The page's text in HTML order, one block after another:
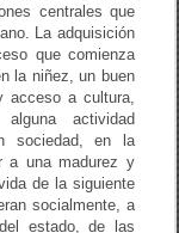
centrales que
La adquisición
que comienza
la niñez, un buen
acceso a cultura,
actividad
sociedad, en la
a una madurez y
de la siguiente
socialmente, a
estado, de las